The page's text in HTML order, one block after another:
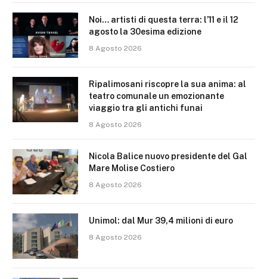
Noi… artisti di questa terra: l’11 e il 12
agosto la 30esima edizione
8 Agosto 2026
Ripalimosani riscopre la sua anima: al
teatro comunale un emozionante
viaggio tra gli antichi funai
8 Agosto 2026
Nicola Balice nuovo presidente del Gal
Mare Molise Costiero
8 Agosto 2026
Unimol: dal Mur 39,4 milioni di euro
8 Agosto 2026